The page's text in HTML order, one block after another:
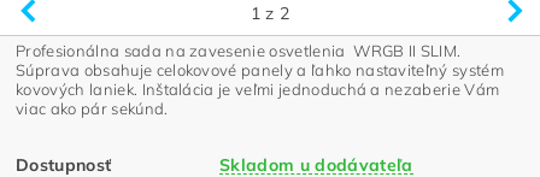
1 z 2
Profesionálna sada na zavesenie osvetlenia WRGB II SLIM.
Súprava obsahuje celokovové panely a ľahko nastaviteľný systém
kovových laniek. Inštalácia je veľmi jednoduchá a nezaberie Vám
viac ako pár sekúnd.
Dostupnosť Skladom u dodávateľa